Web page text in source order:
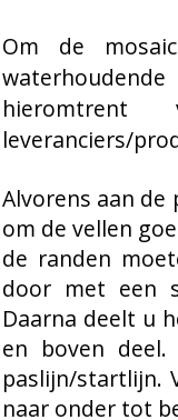
Om de
leveranciers/
Alvorens aan
om de vellen
de randen
door met een
Daarna deelt u
en boven
paslijn/startlijn.
naar onder tot